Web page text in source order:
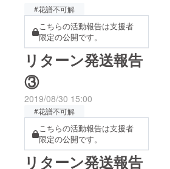
ファーストワンマンライブ
実施まで無事辿り着き、関
係者の皆様と支援してくだ
さったファンの皆様には改
めて心よりの感謝をしてお
ります。来週9/11にはいよ
いよ花譜ファーストアルバ
ム「 観測」がリリースされ
ます。自信をもってお勧め
#花譜不可解
こちらの活動報告は支援者
限定の公開です。
リターン発送報告
③
2019/08/30 15:00
#花譜不可解
こちらの活動報告は支援者
限定の公開です。
リターン発送報告